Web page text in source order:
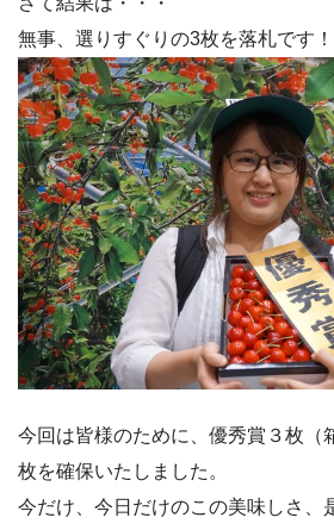
無事、選りすぐりの3枚を落札です
今回は皆様のために、優秀賞３枚（
枚を確保いたしました。
今だけ、今日だけのこの美味しさ、